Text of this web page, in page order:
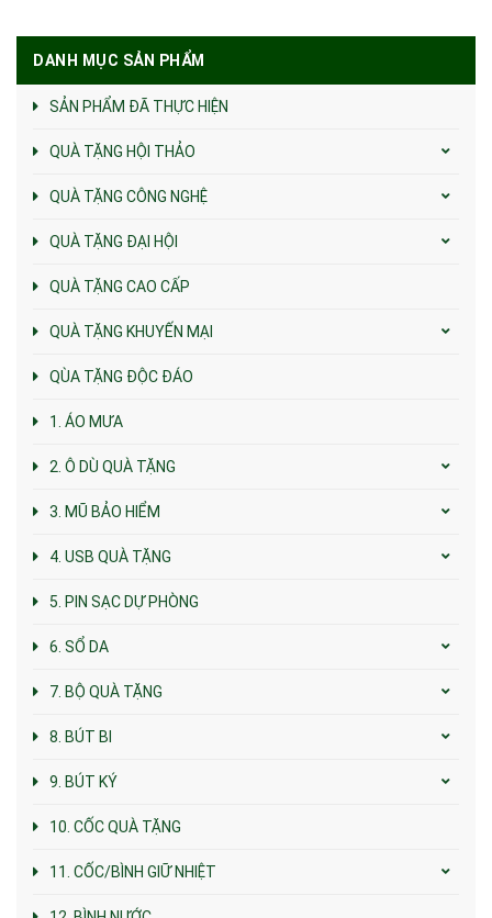
DANH MỤC SẢN PHẨM
SẢN PHẨM ĐÃ THỰC HIỆN
QUÀ TẶNG HỘI THẢO
QUÀ TẶNG CÔNG NGHỆ
QUÀ TẶNG ĐẠI HỘI
QUÀ TẶNG CAO CẤP
QUÀ TẶNG KHUYẾN MẠI
QÙA TẶNG ĐỘC ĐÁO
1. ÁO MƯA
2. Ô DÙ QUÀ TẶNG
3. MŨ BẢO HIỂM
4. USB QUÀ TẶNG
5. PIN SẠC DỰ PHÒNG
6. SỔ DA
7. BỘ QUÀ TẶNG
8. BÚT BI
9. BÚT KÝ
10. CỐC QUÀ TẶNG
11. CỐC/BÌNH GIỮ NHIỆT